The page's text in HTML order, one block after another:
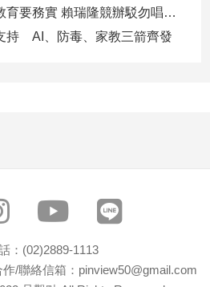
柯志恩競辦批雙語教育要務實 賴瑞隆競辦駁勿唱衰高雄
持 AI、防毒、家教三箭齊發
：(02)2889-1113
/聯絡信箱：pinview50@gmail.com